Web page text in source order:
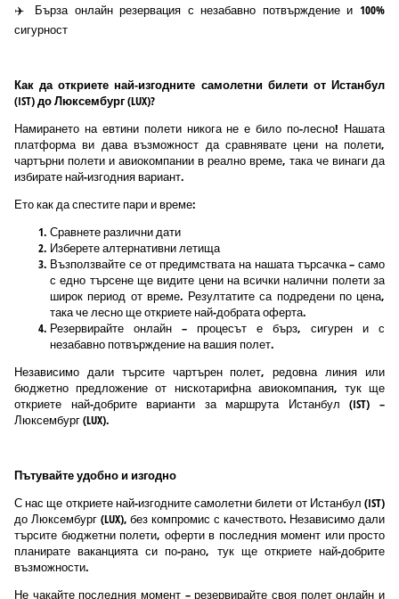
✈️ Бърза онлайн резервация с незабавно потвърждение и 100%
сигурност
Как да откриете най-изгодните самолетни билети от Истанбул
(IST) до Люксембург (LUX)?
Намирането на евтини полети никога не е било по-лесно! Нашата
платформа ви дава възможност да сравнявате цени на полети,
чартърни полети и авиокомпании в реално време, така че винаги да
избирате най-изгодния вариант.
Ето как да спестите пари и време:
Сравнете различни дати
Изберете алтернативни летища
Възползвайте се от предимствата на нашата търсачка – само
с едно търсене ще видите цени на всички налични полети за
широк период от време. Резултатите са подредени по цена,
така че лесно ще откриете най-добрата оферта.
Резервирайте онлайн – процесът е бърз, сигурен и с
незабавно потвърждение на вашия полет.
Независимо дали търсите чартърен полет, редовна линия или
бюджетно предложение от нискотарифна авиокомпания, тук ще
откриете най-добрите варианти за маршрута Истанбул (IST) –
Люксембург (LUX).
Пътувайте удобно и изгодно
С нас ще откриете най-изгодните самолетни билети от Истанбул (IST)
до Люксембург (LUX), без компромис с качеството. Независимо дали
търсите бюджетни полети, оферти в последния момент или просто
планирате ваканцията си по-рано, тук ще откриете най-добрите
възможности.
Не чакайте последния момент – резервирайте своя полет онлайн и